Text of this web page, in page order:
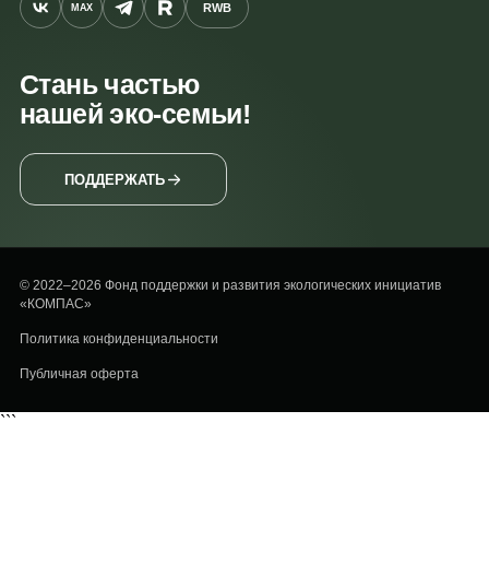
MAX RWB
Стань частью
нашей эко-семьи!
ПОДДЕРЖАТЬ
© 2022–2026 Фонд поддержки и развития экологических инициатив
«КОМПАС»
Политика конфиденциальности
Публичная оферта
```